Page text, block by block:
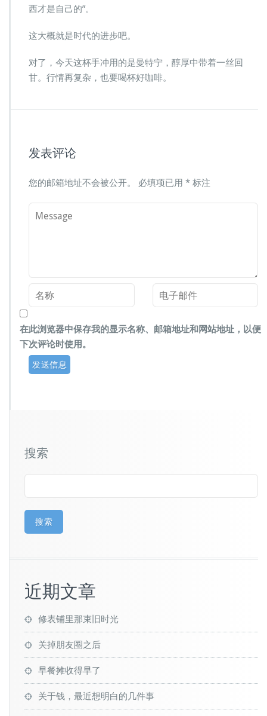
西才是自己的”。
这大概就是时代的进步吧。
对了，今天这杯手冲用的是曼特宁，醇厚中带着一丝回
甘。行情再复杂，也要喝杯好咖啡。
发表评论
您的邮箱地址不会被公开。 必填项已用 * 标注
在此浏览器中保存我的显示名称、邮箱地址和网站地址，以便
下次评论时使用。
搜索
搜索
近期文章
修表铺里那束旧时光
关掉朋友圈之后
早餐摊收得早了
关于钱，最近想明白的几件事